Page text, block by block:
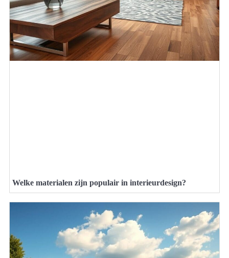
Welke materialen zijn populair in interieurdesign?